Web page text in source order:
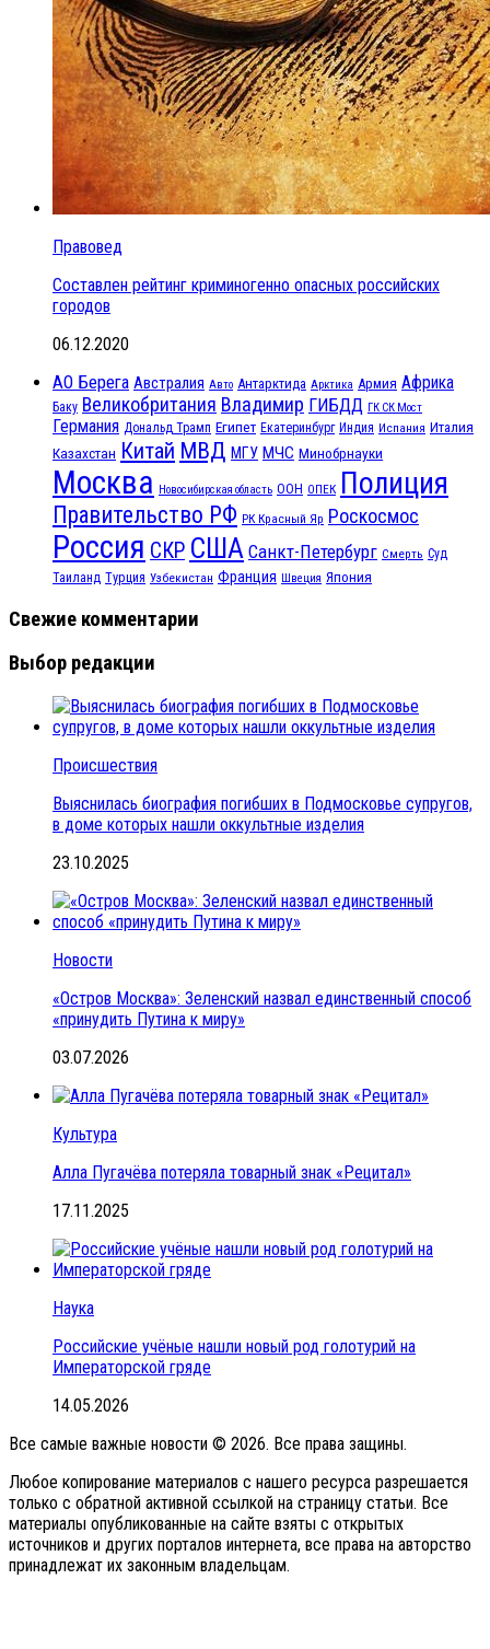
Правовед
Составлен рейтинг криминогенно опасных российских
городов
06.12.2020
АО Берега Австралия Авто Антарктида Арктика Армия Африка
Баку Великобритания Владимир ГИБДД ГК СК Мост
Германия Дональд Трамп Египет Екатеринбург Индия Испания Италия
Казахстан Китай МВД МГУ МЧС Минобрнауки
Москва Новосибирская область ООН ОПЕК Полиция
Правительство РФ РК Красный Яр Роскосмос
Россия СКР США Санкт-Петербург Смерть Суд
Таиланд Турция Узбекистан Франция Швеция Япония
Свежие комментарии
Выбор редакции
Происшествия
Выяснилась биография погибших в Подмосковье супругов,
в доме которых нашли оккультные изделия
23.10.2025
Новости
«Остров Москва»: Зеленский назвал единственный способ
«принудить Путина к миру»
03.07.2026
Культура
Алла Пугачёва потеряла товарный знак «Рецитал»
17.11.2025
Наука
Российские учёные нашли новый род голотурий на
Императорской гряде
14.05.2026
Все самые важные новости © 2026. Все права защины.
Любое копирование материалов с нашего ресурса разрешается
только с обратной активной ссылкой на страницу статьи. Все
материалы опубликованные на сайте взяты с открытых
источников и других порталов интернета, все права на авторство
принадлежат их законным владельцам.